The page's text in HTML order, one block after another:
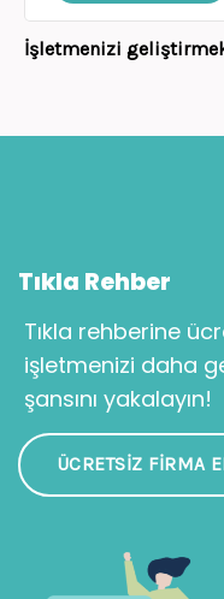
İşletmenizi
Tıkla Rehber
Tıkla rehberine
işletmenizi daha
şansını yakalayın!
ÜCRETSIZ FIRMA